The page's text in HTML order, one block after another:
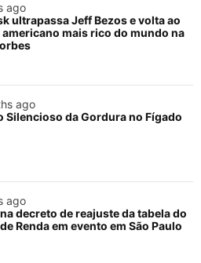
e
e
ago
ultrapassa Jeff Bezos e volta ao
mais rico do mundo na
ago
Silencioso da Gordura no Fígado
ago
decreto de reajuste da tabela do
Renda em evento em São Paulo